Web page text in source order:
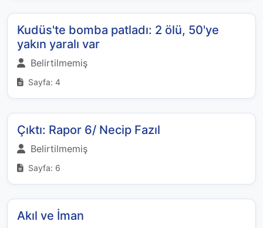
Kudüs'te bomba patladı: 2 ölü, 50'ye
yakın yaralı var
Belirtilmemiş
Sayfa: 4
Çıktı: Rapor 6/ Necip Fazıl
Belirtilmemiş
Sayfa: 6
Akıl ve İman